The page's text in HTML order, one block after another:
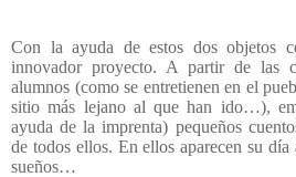
Con la ayuda de estos dos objetos
innovador proyecto. A partir de las
alumnos (como se entretienen en el
sitio más lejano al que han ido…),
ayuda de la imprenta) pequeños
de todos ellos. En ellos aparecen su día
sueños…